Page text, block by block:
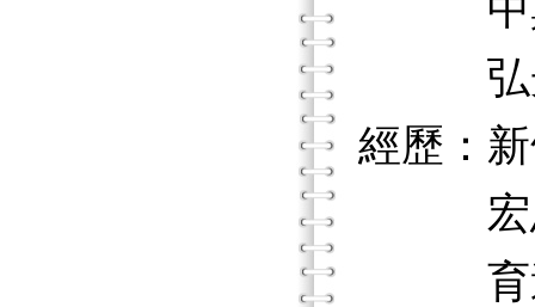
中興
弘光
經歷：
宏恩
育達